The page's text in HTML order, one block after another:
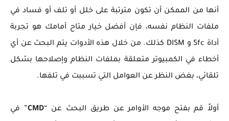
أنها من الممكن أن تكون مترتبة على خلل أو تلف أو فساد في
ملفات النظام نفسه، فإن أفضل خيار متاح أمامك هو تجربة
أداة Sfc و DISM كذلك. من خلال هذه الأدوات يتم البحث عن أي
أخطاء في الكمبيوتر متعلقة بملفات النظام وإصلاحها بشكل
تلقائي، بغض النظر عن العوامل التي تسببت في تلفها.
أولاً قم بفتح موجه الأوامر عن طريق البحث عن “CMD” في